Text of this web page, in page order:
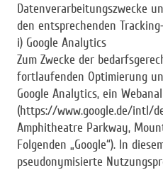
Datenverarbeitungszwecke
den entsprechenden
i) Google Analytics
Zum Zwecke der
fortlaufenden Optimierung
Google Analytics, ein
(https://www.google.de/intl/
Amphitheatre Parkway,
Folgenden „Google“). In
pseudonymisierte